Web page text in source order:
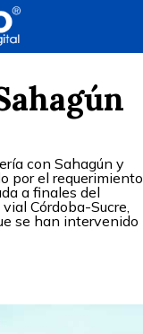
con Sahagún y
por el requerimiento
a finales del
Córdoba-Sucre,
se han intervenido